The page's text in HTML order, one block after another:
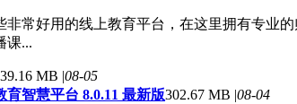
常好用的线上教育平台，在这里拥有专业
课...
MB |08-05
育智慧平台 8.0.11 最新版302.67 MB |08-04